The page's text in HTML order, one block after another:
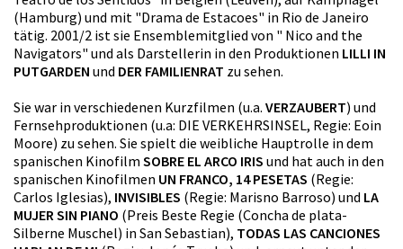
(Hamburg) und mit "Drama de Estacoes" in Rio de Janeiro
tätig. 2001/2 ist sie Ensemblemitglied von " Nico and the
Navigators" und als Darstellerin in den Produktionen LILLI IN
PUTGARDEN und DER FAMILIENRAT zu sehen.
Sie war in verschiedenen Kurzfilmen (u.a. VERZAUBERT) und
Fernsehproduktionen (u.a: DIE VERKEHRSINSEL, Regie: Eoin
Moore) zu sehen. Sie spielt die weibliche Hauptrolle in dem
spanischen Kinofilm SOBRE EL ARCO IRIS und hat auch in den
spanischen Kinofilmen UN FRANCO, 14 PESETAS (Regie:
Carlos Iglesias), INVISIBLES (Regie: Marisno Barroso) und LA
MUJER SIN PIANO (Preis Beste Regie (Concha de plata-
Silberne Muschel) in San Sebastian), TODAS LAS CANCIONES